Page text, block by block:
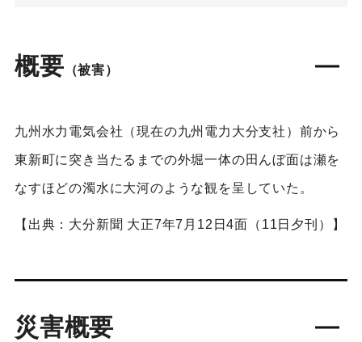
概要 （被害）
九州水力電気会社（現在の九州電力大分支社）前から
東新町に突き当たるまでの外堀一体の田んぼ面は瀬を
なすほどの濁水に大河のような観を呈していた。
【出典：大分新聞 大正7年7月12日4面（11日夕刊）】
災害概要